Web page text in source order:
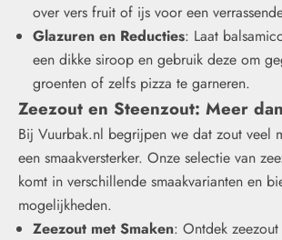
over vers fruit of ijs voor een
Glazuren en Reducties: Laat
een dikke siroop en gebruik deze om
groenten of zelfs pizza te garneren.
Zeezout en Steenzout: Meer
Bij Vuurbak.nl begrijpen we dat zout veel
een smaakversterker. Onze selectie van
komt in verschillende smaakvarianten en
mogelijkheden.
Zeezout met Smaken: Ontdek